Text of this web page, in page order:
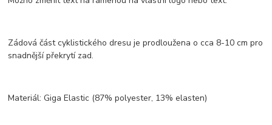
Zádová část cyklistického dresu je prodloužena o cca 8-10 cm pro
snadnější překrytí zad.
Materiál: Giga Elastic (87% polyester, 13% elasten)